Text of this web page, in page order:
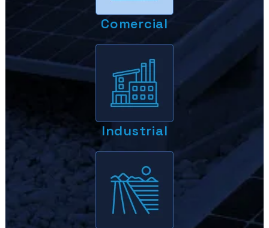
Comercial
Industrial